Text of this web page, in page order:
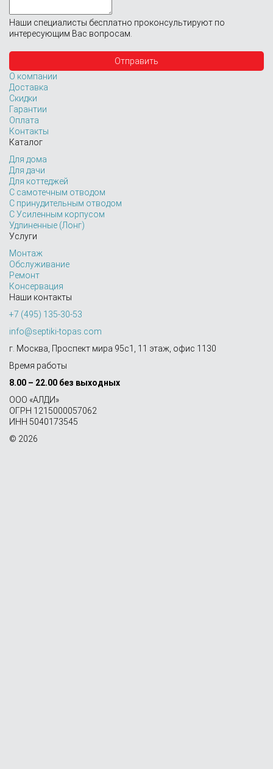
Наши специалисты бесплатно проконсультируют по
интересующим Вас вопросам.
О компании
Доставка
Скидки
Гарантии
Оплата
Контакты
Каталог
Для дома
Для дачи
Для коттеджей
С самотечным отводом
С принудительным отводом
С Усиленным корпусом
Удлиненные (Лонг)
Услуги
Монтаж
Обслуживание
Ремонт
Консервация
Наши контакты
+7 (495) 135-30-53
info@septiki-topas.com
г. Москва, Проспект мира 95с1, 11 этаж, офис 1130
Время работы
8.00 – 22.00 без выходных
OOO «АЛДИ»
ОГРН 1215000057062
ИНН 5040173545
© 2026